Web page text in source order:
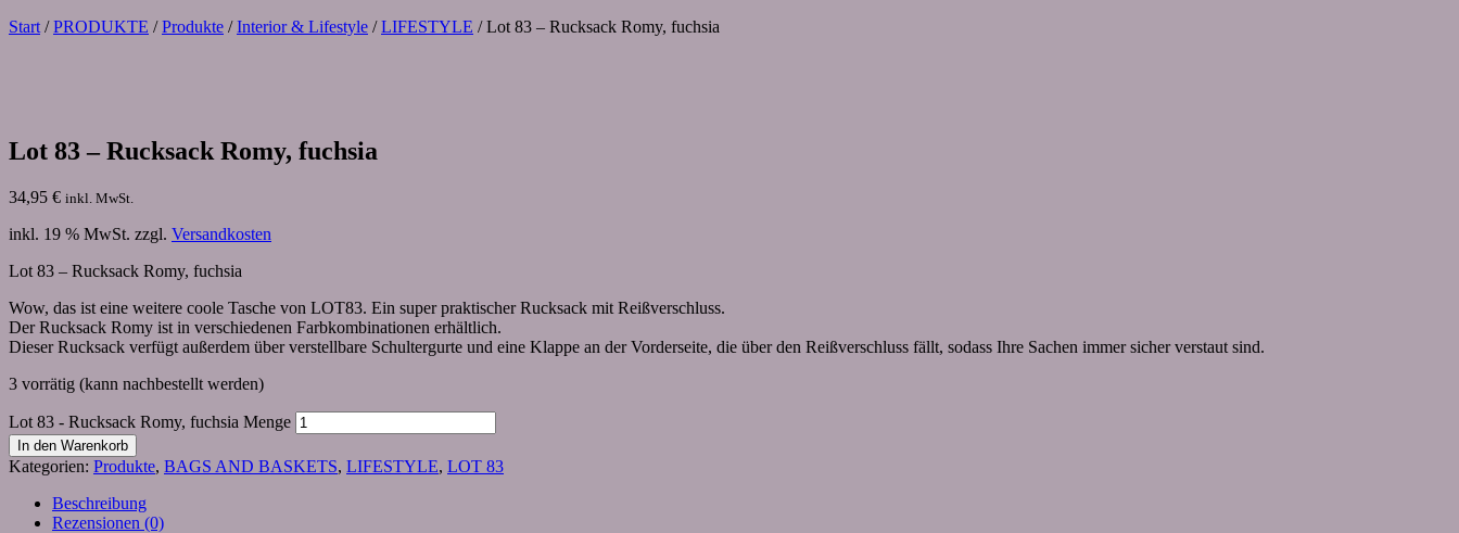
Start /PRODUKTE /Produkte /Interior & Lifestyle /LIFESTYLE / Lot 83 – Rucksack Romy, fuchsia
Lot 83 – Rucksack Romy, fuchsia
34,95 € inkl. MwSt.
inkl. 19 % MwSt. zzgl. Versandkosten
Lot 83 – Rucksack Romy, fuchsia
Wow, das ist eine weitere coole Tasche von LOT83. Ein super praktischer Rucksack mit Reißverschluss.
Der Rucksack Romy ist in verschiedenen Farbkombinationen erhältlich.
Dieser Rucksack verfügt außerdem über verstellbare Schultergurte und eine Klappe an der Vorderseite, die über den Reißverschluss fällt, sodass Ihre Sachen immer sicher verstaut sind.
3 vorrätig (kann nachbestellt werden)
Lot 83 - Rucksack Romy, fuchsia Menge
In den Warenkorb
Kategorien: Produkte, BAGS AND BASKETS, LIFESTYLE, LOT 83
Beschreibung
Rezensionen (0)